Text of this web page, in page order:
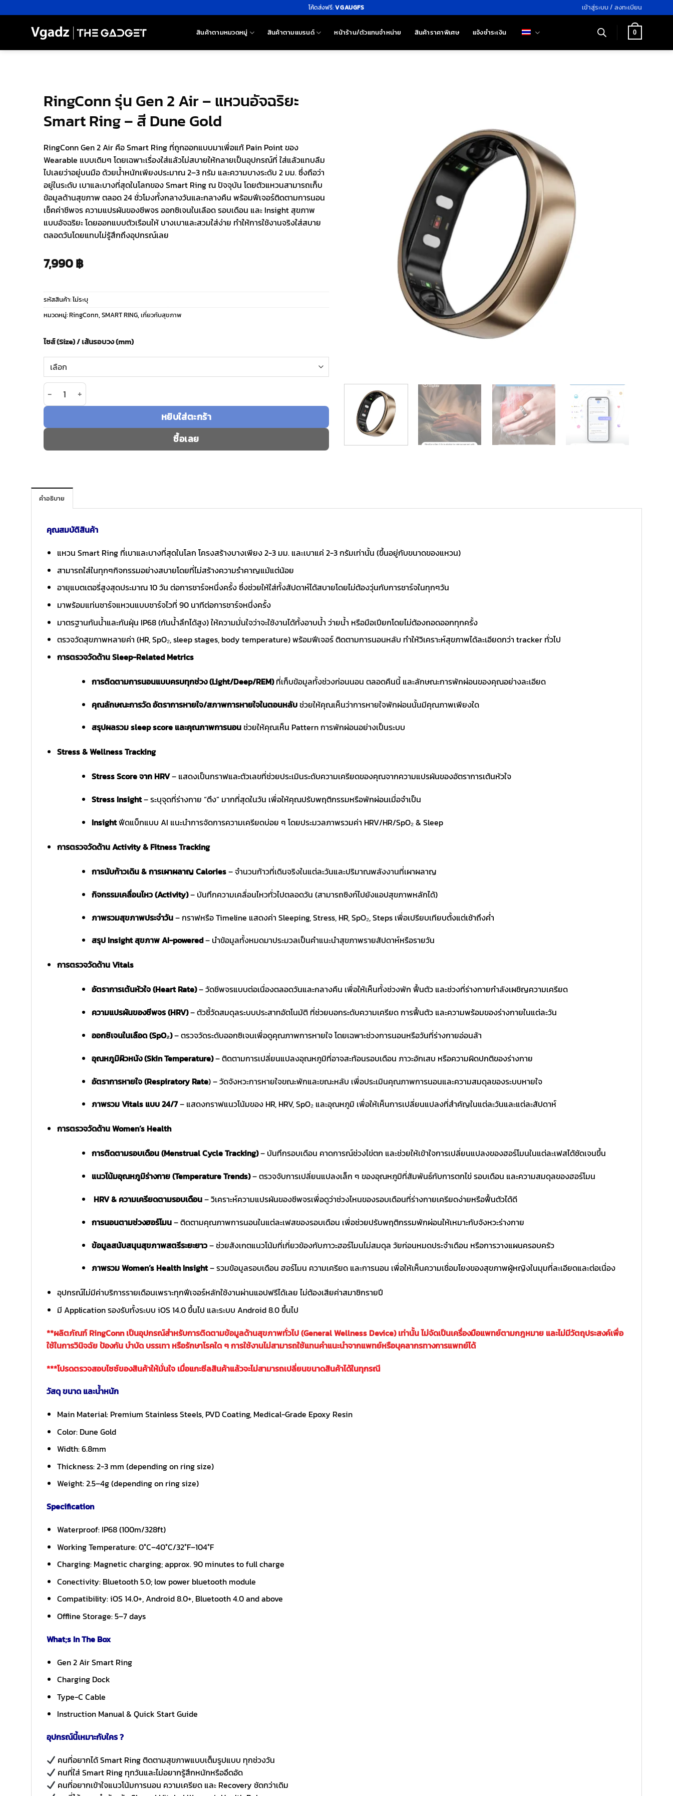
ไป
โค้ดส่งฟรี:VGAUGFS เข้าสู่ระบบ / ลงทะเบียน
สินค้าตามหมวดหมู่ สินค้าตามแบรนด์ หน้าร้าน/ตัวแทนจำหน่าย สินค้าราคาพิเศษ แจ้งชำระเงิน 0
RingConn รุ่น Gen 2 Air – แหวนอัจฉริยะ
Smart Ring – สี Dune Gold
RingConn Gen 2 Air คือ Smart Ring ที่ถูกออกแบบมาเพื่อแก้ Pain Point ของ
Wearable แบบเดิมๆ โดยเฉพาะเรื่องใส่แล้วไม่สบายให้กลายเป็นอุปกรณ์ที่ ใส่แล้วแทบลืม
ไปเลยว่าอยู่บนมือ ด้วยน้ำหนักเพียงประมาณ 2–3 กรัม และความบางระดับ 2 มม. ซึ่งถือว่า
อยู่ในระดับ เบาและบางที่สุดในโลกของ Smart Ring ณ ปัจจุบัน โดยตัวแหวนสามารถเก็บ
ข้อมูลด้านสุขภาพ ตลอด 24 ชั่วโมงทั้งกลางวันและกลางคืน พร้อมฟีเจอร์ติดตามการนอน
เช็คค่าชีพจร ความแปรผันของชีพจร ออกซิเจนในเลือด รอบเดือน และ Insight สุขภาพ
แบบอัจฉริยะ โดยออกแบบตัวเรือนให้ บางเบาและสวมใส่ง่าย ทำให้การใช้งานจริงใส่สบาย
ตลอดวันโดยแทบไม่รู้สึกถึงอุปกรณ์เลย
7,990฿
รหัสสินค้า:ไม่ระบุ
หมวดหมู่:RingConn, SMART RING, เกี่ยวกับสุขภาพ
ไซส์ (Size) / เส้นรอบวง (mm)
จำนวน RingConn รุ่น Gen 2 Air - แหวนอัจฉริยะ Smart Ring - สี Dune Gold ชิ้น
หยิบใส่ตะกร้า
ซื้อเลย
คำอธิบาย
คุณสมบัติสินค้า
แหวน Smart Ring ที่เบาและบางที่สุดในโลก โครงสร้างบางเพียง 2-3 มม. และเบาแค่ 2-3 กรัมเท่านั้น (ขึ้นอยู่กับขนาดของแหวน)
สามารถใส่ในทุกๆกิจกรรมอย่างสบายโดยที่ไม่สร้างความรำคาญแม้แต่น้อย
อายุแบตเตอรี่สูงสุดประมาณ 10 วัน ต่อการชาร์จหนึ่งครั้ง ซึ่งช่วยให้ใส่ทั้งสัปดาห์ได้สบายโดยไม่ต้องวุ่นกับการชาร์จในทุกๆวัน
มาพร้อมแท่นชาร์จแหวนแบบชาร์จไวที่ 90 นาทีต่อการชาร์จหนึ่งครั้ง
มาตรฐานกันน้ำและกันฝุ่น IP68 (กันน้ำลึกได้สูง) ให้ความมั่นใจว่าจะใช้งานได้ทั้งอาบน้ำ ว่ายน้ำ หรือมือเปียกโดยไม่ต้องถอดออกทุกครั้ง
ตรวจวัดสุขภาพหลายค่า (HR, SpO₂, sleep stages, body temperature) พร้อมฟีเจอร์ ติดตามการนอนหลับ ทำให้วิเคราะห์สุขภาพได้ละเอียดกว่า tracker ทั่วไป
การตรวจวัดด้าน Sleep-Related Metrics
การติดตามการนอนแบบครบทุกช่วง (Light/Deep/REM)ที่เก็บข้อมูลทั้งช่วงก่อนนอน ตลอดคืนนี้ และลักษณะการพักผ่อนของคุณอย่างละเอียด
คุณลักษณะการวัด อัตราการหายใจ/สภาพการหายใจในตอนหลับช่วยให้คุณเห็นว่าการหายใจพักผ่อนนั้นมีคุณภาพเพียงใด
สรุปผลรวม sleep score และคุณภาพการนอนช่วยให้คุณเห็น Pattern การพักผ่อนอย่างเป็นระบบ
Stress & Wellness Tracking
Stress Score จาก HRV– แสดงเป็นกราฟและตัวเลขที่ช่วยประเมินระดับความเครียดของคุณจากความแปรผันของอัตราการเต้นหัวใจ
Stress Insight– ระบุจุดที่ร่างกาย “ตึง” มากที่สุดในวัน เพื่อให้คุณปรับพฤติกรรมหรือพักผ่อนเมื่อจำเป็น
Insightฟีดแบ็กแบบ AI แนะนำการจัดการความเครียดบ่อย ๆ โดยประมวลภาพรวมค่า HRV/HR/SpO₂ & Sleep
การตรวจวัดด้าน Activity & Fitness Tracking
การนับก้าวเดิน & การเผาผลาญ Calories– จำนวนก้าวที่เดินจริงในแต่ละวันและปริมาณพลังงานที่เผาผลาญ
กิจกรรมเคลื่อนไหว (Activity)– บันทึกความเคลื่อนไหวทั่วไปตลอดวัน (สามารถซิงก์ไปยังแอปสุขภาพหลักได้)
ภาพรวมสุขภาพประจำวัน– กราฟหรือ Timeline แสดงค่า Sleeping, Stress, HR, SpO₂, Steps เพื่อเปรียบเทียบตั้งแต่เช้าถึงค่ำ
สรุป Insight สุขภาพ AI-powered– นำข้อมูลทั้งหมดมาประมวลเป็นคำแนะนำสุขภาพรายสัปดาห์หรือรายวัน
การตรวจวัดด้าน Vitals
อัตราการเต้นหัวใจ (Heart Rate)– วัดชีพจรแบบต่อเนื่องตลอดวันและกลางคืน เพื่อให้เห็นทั้งช่วงพัก ฟื้นตัว และช่วงที่ร่างกายกำลังเผชิญความเครียด
ความแปรผันของชีพจร (HRV)– ตัวชี้วัดสมดุลระบบประสาทอัตโนมัติ ที่ช่วยบอกระดับความเครียด การฟื้นตัว และความพร้อมของร่างกายในแต่ละวัน
ออกซิเจนในเลือด (SpO₂)– ตรวจวัดระดับออกซิเจนเพื่อดูคุณภาพการหายใจ โดยเฉพาะช่วงการนอนหรือวันที่ร่างกายอ่อนล้า
อุณหภูมิผิวหนัง (Skin Temperature)– ติดตามการเปลี่ยนแปลงอุณหภูมิที่อาจสะท้อนรอบเดือน ภาวะอักเสบ หรือความผิดปกติของร่างกาย
อัตราการหายใจ (Respiratory Rate) – วัดจังหวะการหายใจขณะพักและขณะหลับ เพื่อประเมินคุณภาพการนอนและความสมดุลของระบบหายใจ
ภาพรวม Vitals แบบ 24/7– แสดงกราฟแนวโน้มของ HR, HRV, SpO₂ และอุณหภูมิ เพื่อให้เห็นการเปลี่ยนแปลงที่สำคัญในแต่ละวันและแต่ละสัปดาห์
การตรวจวัดด้าน Women’s Health
การติดตามรอบเดือน (Menstrual Cycle Tracking)– บันทึกรอบเดือน คาดการณ์ช่วงไข่ตก และช่วยให้เข้าใจการเปลี่ยนแปลงของฮอร์โมนในแต่ละเฟสได้ชัดเจนขึ้น
แนวโน้มอุณหภูมิร่างกาย (Temperature Trends)– ตรวจจับการเปลี่ยนแปลงเล็ก ๆ ของอุณหภูมิที่สัมพันธ์กับการตกไข่ รอบเดือน และความสมดุลของฮอร์โมน
HRV & ความเครียดตามรอบเดือน– วิเคราะห์ความแปรผันของชีพจรเพื่อดูว่าช่วงไหนของรอบเดือนที่ร่างกายเครียดง่ายหรือฟื้นตัวได้ดี
การนอนตามช่วงฮอร์โมน– ติดตามคุณภาพการนอนในแต่ละเฟสของรอบเดือน เพื่อช่วยปรับพฤติกรรมพักผ่อนให้เหมาะกับจังหวะร่างกาย
ข้อมูลสนับสนุนสุขภาพสตรีระยะยาว– ช่วยสังเกตแนวโน้มที่เกี่ยวข้องกับภาวะฮอร์โมนไม่สมดุล วัยก่อนหมดประจำเดือน หรือการวางแผนครอบครัว
ภาพรวม Women’s Health Insight– รวมข้อมูลรอบเดือน ฮอร์โมน ความเครียด และการนอน เพื่อให้เห็นความเชื่อมโยงของสุขภาพผู้หญิงในมุมที่ละเอียดและต่อเนื่อง
อุปกรณ์ไม่มีค่าบริการรายเดือนเพราะทุกฟีเจอร์หลักใช้งานผ่านแอปฟรีได้เลย ไม่ต้องเสียค่าสมาชิกรายปี
มี Application รองรับทั้งระบบ iOS 14.0 ขึ้นไป และระบบ Android 8.0 ขึ้นไป
**ผลิตภัณฑ์ RingConn เป็นอุปกรณ์สำหรับการติดตามข้อมูลด้านสุขภาพทั่วไป (General Wellness Device) เท่านั้น ไม่จัดเป็นเครื่องมือแพทย์ตามกฎหมาย และไม่มีวัตถุประสงค์เพื่อ
ใช้ในการวินิจฉัย ป้องกัน บำบัด บรรเทา หรือรักษาโรคใด ๆ การใช้งานไม่สามารถใช้แทนคำแนะนำจากแพทย์หรือบุคลากรทางการแพทย์ได้
***โปรดตรวจสอบไซซ์ของสินค้าให้มั่นใจ เมื่อแกะซีลสินค้าแล้วจะไม่สามารถเปลี่ยนขนาดสินค้าได้ในทุกรณี
วัสดุ ขนาด และน้ำหนัก
Main Material: Premium Stainless Steels, PVD Coating, Medical-Grade Epoxy Resin
Color: Dune Gold
Width: 6.8mm
Thickness: 2-3 mm (depending on ring size)
Weight: 2.5–4g (depending on ring size)
Specification
Waterproof: IP68 (100m/328ft)
Working Temperature: 0°C–40°C/32°F–104°F
Charging: Magnetic charging; approx. 90 minutes to full charge
Conectivity: Bluetooth 5.0; low power bluetooth module
Compatibility: iOS 14.0+, Android 8.0+, Bluetooth 4.0 and above
Offline Storage: 5–7 days
What;s In The Box
Gen 2 Air Smart Ring
Charging Dock
Type-C Cable
Instruction Manual & Quick Start Guide
อุปกรณ์นี้เหมาะกับใคร ?
คนที่อยากได้ Smart Ring ติดตามสุขภาพแบบเต็มรูปแบบ ทุกช่วงวัน
คนที่ใส่ Smart Ring ทุกวันและไม่อยากรู้สึกหนักหรืออึดอัด
คนที่อยากเข้าใจแนวโน้มการนอน ความเครียด และ Recovery ชัดกว่าเดิม